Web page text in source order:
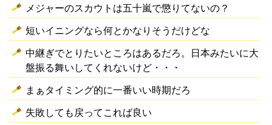
メジャーのスカウトは五十嵐で懲りてないの？
短いイニングなら何とかなりそうだけどな
中継ぎでとりたいところはあるだろ。日本みたいに大
盤振る舞いしてくれないけど・・・
まぁタイミング的に一番いい時期だろ
失敗しても戻ってこれば良い